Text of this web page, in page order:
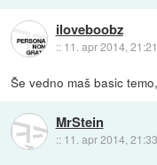
iloveboobz
:: 11. apr 2014, 21:21
Še vedno maš basic
MrStein
:: 11. apr 2014, 21:33